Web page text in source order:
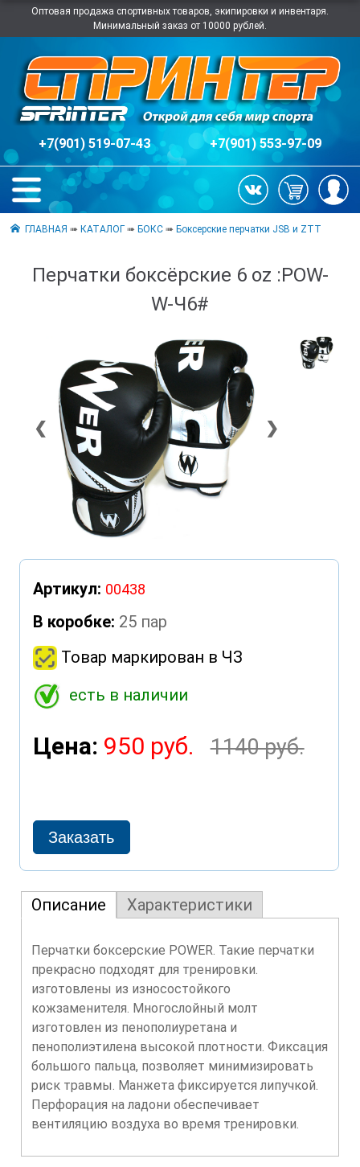
Оптовая продажа спортивных товаров, экипировки и инвентаря.
Минимальный заказ от 10000 рублей.
+7(901) 519-07-43 +7(901) 553-97-09
ГЛАВНАЯ ➠КАТАЛОГ ➠БОКС ➠Боксерские перчатки JSB и ZTT
Перчатки боксёрские 6 oz :POW-
W-Ч6#
❮ ❯
Артикул: 00438
В коробке: 25 пар
Товар маркирован в ЧЗ
есть в наличии
Цена: 950 руб. 1140 руб.
Описание Характеристики
Перчатки боксерские POWER. Такие перчатки
прекрасно подходят для тренировки.
изготовлены из износостойкого
кожзаменителя. Многослойный молт
изготовлен из пенополиуретана и
пенополиэтилена высокой плотности. Фиксация
большого пальца, позволяет минимизировать
риск травмы. Манжета фиксируется липучкой.
Перфорация на ладони обеспечивает
вентиляцию воздуха во время тренировки.